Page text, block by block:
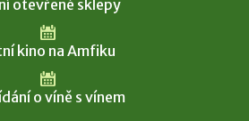
otevřené sklepy
kino na Amfiku
o víně s vínem